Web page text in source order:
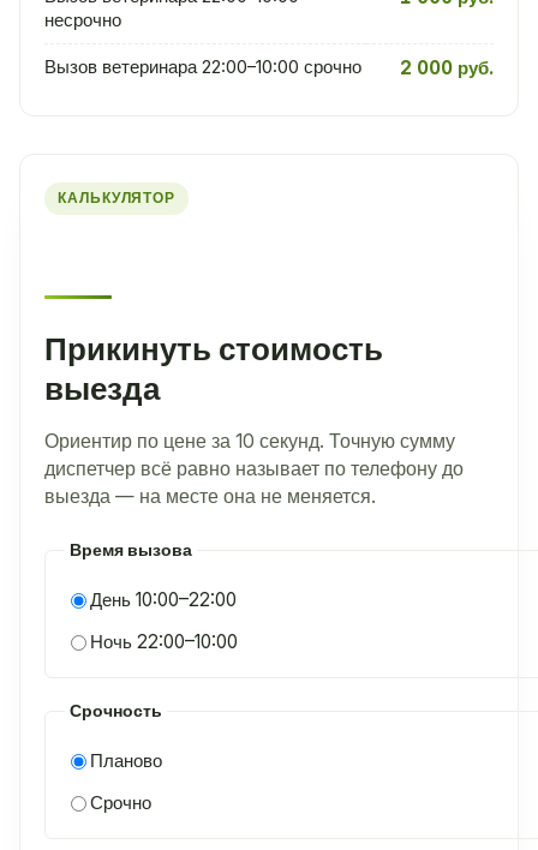
несрочно
Вызов ветеринара 22:00–10:00 срочно 2 000 руб.
КАЛЬКУЛЯТОР
Прикинуть стоимость
выезда
Ориентир по цене за 10 секунд. Точную сумму
диспетчер всё равно называет по телефону до
выезда — на месте она не меняется.
Время вызова
День 10:00–22:00
Ночь 22:00–10:00
Срочность
Планово
Срочно